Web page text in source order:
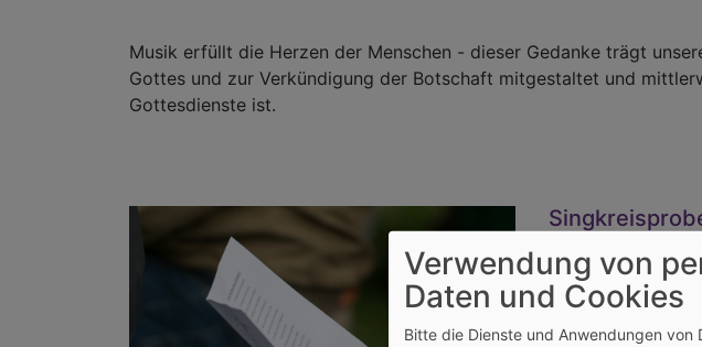
Musik erfüllt die Herzen der Menschen - dieser Gedanke trägt
Gottes und zur Verkündigung der Botschaft mitgestaltet und
Gottesdienste ist.
Der Singkreis
ausgenommen
Verwendung von
Daten und Cookies
Bitte die Dienste und Anwendungen